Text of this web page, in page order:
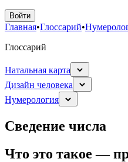
Войти
Главная•Глоссарий•
Глоссарий
Натальная карта
Дизайн человека
Нумерология
Сведение числа
Что это такое —